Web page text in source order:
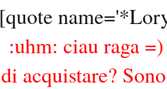
[quote
:uhm: ciau raga
di acquistare?